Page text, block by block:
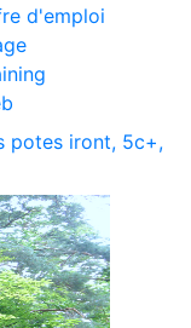
d'emploi
potes iront, 5c+,